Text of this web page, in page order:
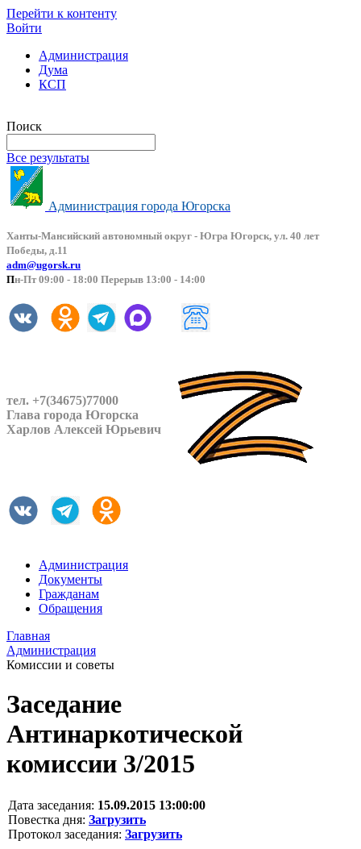
Перейти к контенту
Войти
Администрация
Дума
КСП
Поиск
Все результаты
Администрация города Югорска
Ханты-Мансийский автономный округ - Югра Югорск, ул. 40 лет
Победы, д.11
adm@ugorsk.ru
Пн-Пт 09:00 - 18:00 Перерыв 13:00 - 14:00
тел. +7(34675)77000
Глава города Югорска
Харлов Алексей Юрьевич
Администрация
Документы
Гражданам
Обращения
Главная
Администрация
Комиссии и советы
Заседание
Антинаркотической
комиссии 3/2015
Дата заседания: 15.09.2015 13:00:00
Повестка дня: Загрузить
Протокол заседания: Загрузить